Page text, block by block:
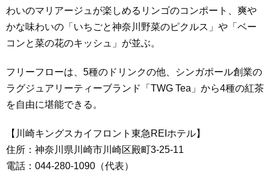
わいのマリアージュが楽しめるリンゴのコンポート、爽や
かな味わいの「いちごと神奈川野菜のピクルス」や「ベー
コンと菜の花のキッシュ」が並ぶ。
フリーフローは、5種のドリンクの他、シンガポール創業の
ラグジュアリーティーブランド「TWG Tea」から4種の紅茶
を自由に堪能できる。
【川崎キングスカイフロント東急REIホテル】
住所：神奈川県川崎市川崎区殿町3-25-11
電話：044-280-1090（代表）